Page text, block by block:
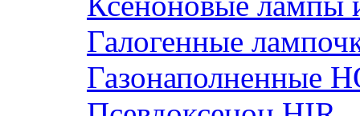
Галогенные
Газонаполненные